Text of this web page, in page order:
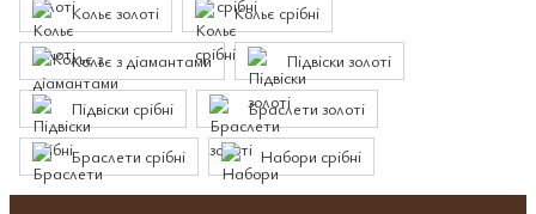
Кольє золоті Кольє срібні
Кольє з діамантами Підвіски золоті
Підвіски срібні Браслети золоті
Браслети срібні Набори срібні